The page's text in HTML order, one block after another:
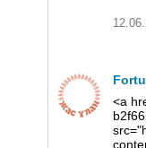
<a